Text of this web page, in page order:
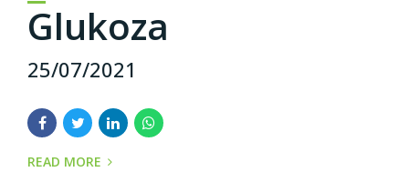
Glukoza
25/07/2021
READ MORE